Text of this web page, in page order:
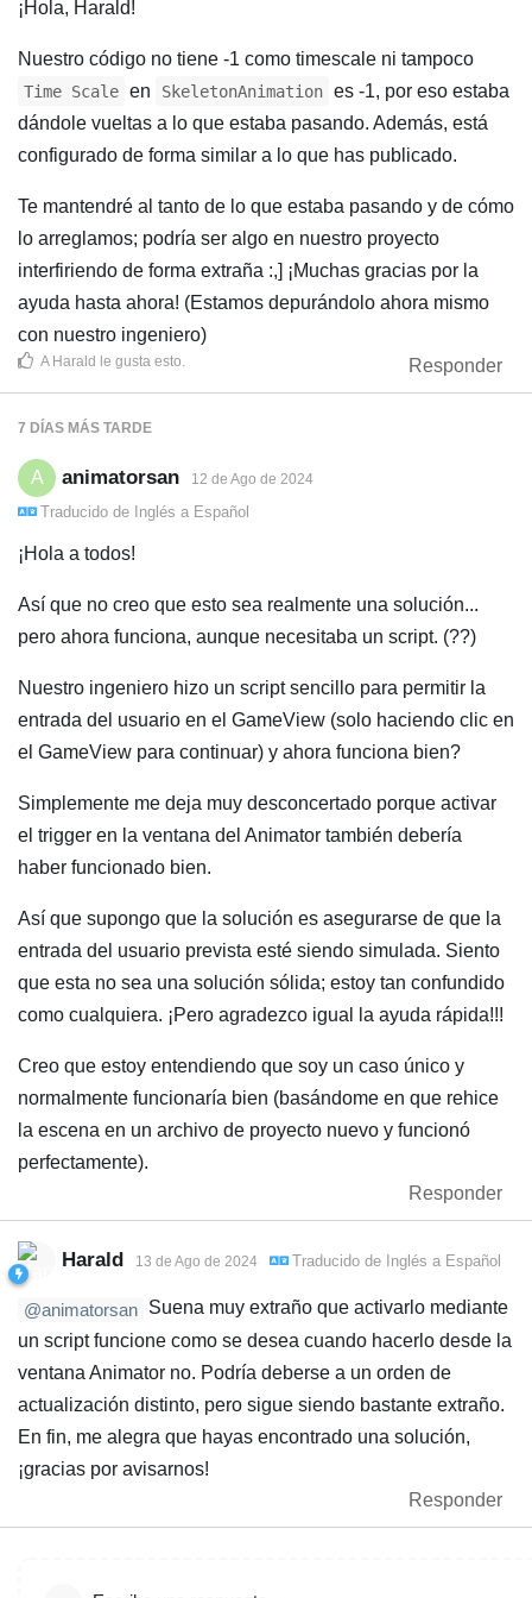
¡Hola, Harald!
Nuestro código no tiene -1 como timescale ni tampoco
Time Scale en SkeletonAnimation es -1, por eso estaba
dándole vueltas a lo que estaba pasando. Además, está
configurado de forma similar a lo que has publicado.
Te mantendré al tanto de lo que estaba pasando y de cómo
lo arreglamos; podría ser algo en nuestro proyecto
interfiriendo de forma extraña :,] ¡Muchas gracias por la
ayuda hasta ahora! (Estamos depurándolo ahora mismo
con nuestro ingeniero)
Responder
A Harald le gusta esto.
7 DÍAS MÁS TARDE
A animatorsan 12 de Ago de 2024
Traducido de Inglés a Español
¡Hola a todos!
Así que no creo que esto sea realmente una solución...
pero ahora funciona, aunque necesitaba un script. (??)
Nuestro ingeniero hizo un script sencillo para permitir la
entrada del usuario en el GameView (solo haciendo clic en
el GameView para continuar) y ahora funciona bien?
Simplemente me deja muy desconcertado porque activar
el trigger en la ventana del Animator también debería
haber funcionado bien.
Así que supongo que la solución es asegurarse de que la
entrada del usuario prevista esté siendo simulada. Siento
que esta no sea una solución sólida; estoy tan confundido
como cualquiera. ¡Pero agradezco igual la ayuda rápida!!!
Creo que estoy entendiendo que soy un caso único y
normalmente funcionaría bien (basándome en que rehice
la escena en un archivo de proyecto nuevo y funcionó
perfectamente).
Responder
Harald 13 de Ago de 2024 Traducido de Inglés a Español
@animatorsan Suena muy extraño que activarlo mediante
un script funcione como se desea cuando hacerlo desde la
ventana Animator no. Podría deberse a un orden de
actualización distinto, pero sigue siendo bastante extraño.
En fin, me alegra que hayas encontrado una solución,
¡gracias por avisarnos!
Responder